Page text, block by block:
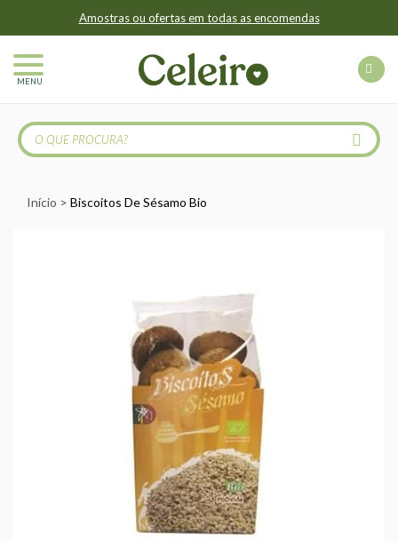
Amostras ou ofertas em todas as encomendas
MENU
Início Biscoitos De Sésamo Bio